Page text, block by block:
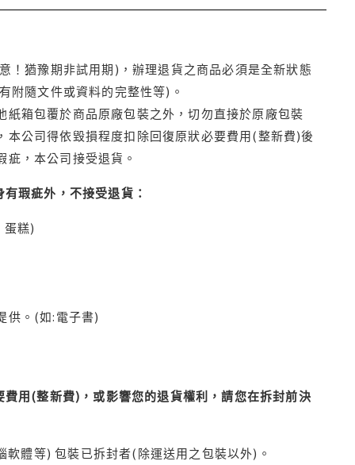
！猶豫期非試用期)，辦理退貨之商品必須是全新狀態
附隨文件或資料的完整性等)。
箱包覆於商品原廠包裝之外，切勿直接於原廠包裝
公司得依毀損程度扣除回復原狀必要費用(整新費)後
，本公司接受退貨。
瑕疵外，不接受退貨：
蛋糕)
供。(如:電子書)
用(整新費)，或影響您的退貨權利，請您在拆封前決
體等) 包裝已拆封者(除運送用之包裝以外)。